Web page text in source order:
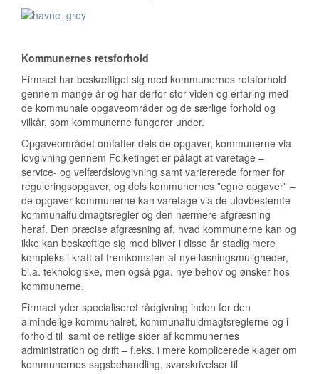
Kommunernes retsforhold
Firmaet har beskæftiget sig med kommunernes retsforhold
gennem mange år og har derfor stor viden og erfaring med
de kommunale opgaveområder og de særlige forhold og
vilkår, som kommunerne fungerer under.
Opgaveområdet omfatter dels de opgaver, kommunerne via
lovgivning gennem Folketinget er pålagt at varetage –
service- og velfærdslovgivning samt variererede former for
reguleringsopgaver, og dels kommunernes ”egne opgaver” –
de opgaver kommunerne kan varetage via de ulovbestemte
kommunalfuldmagtsregler og den nærmere afgræsning
heraf. Den præcise afgræsning af, hvad kommunerne kan og
ikke kan beskæftige sig med bliver i disse år stadig mere
kompleks i kraft af fremkomsten af nye løsningsmuligheder,
bl.a. teknologiske, men også pga. nye behov og ønsker hos
kommunerne.
Firmaet yder specialiseret rådgivning inden for den
almindelige kommunalret, kommunalfuldmagtsreglerne og i
forhold til samt de retlige sider af kommunernes
administration og drift – f.eks. i mere komplicerede klager om
kommunernes sagsbehandling, svarskrivelser til